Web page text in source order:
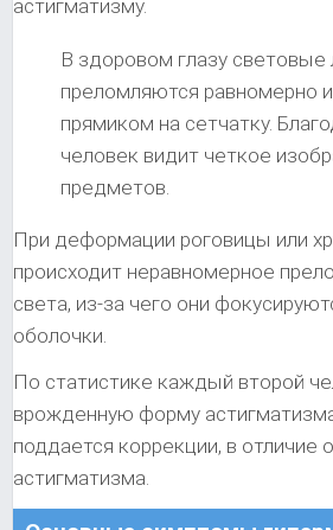
астигматизму.
В здоровом глазу световые
преломляются равномерно
прямиком на сетчатку.
человек видит четкое
предметов.
При деформации роговицы или
происходит неравномерное
света, из-за чего они
оболочки.
По статистике каждый второй
врожденную форму
поддается коррекции, в отличие
астигматизма.